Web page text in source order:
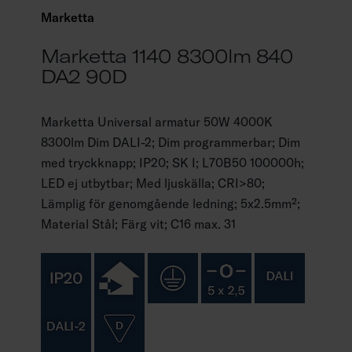
Marketta
Marketta 1140 8300lm 840
DA2 90D
Marketta Universal armatur 50W 4000K
8300lm Dim DALI-2; Dim programmerbar; Dim
med tryckknapp; IP20; SK I; L70B50 100000h;
LED ej utbytbar; Med ljuskälla; CRI>80;
Lämplig för genomgående ledning; 5x2.5mm²;
Material Stål; Färg vit; C16 max. 31